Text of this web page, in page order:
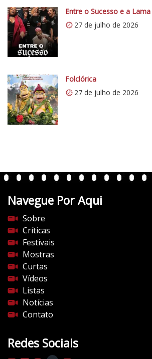
o
5
1
0
.
w
p
.
c
o
m
/
v
n
e
s
d
o
c
i
n
e
m
a
c
o
Entre o Sucesso e a Lama
27 de julho de 2026
Folclórica
27 de julho de 2026
Navegue Por Aqui
Sobre
Críticas
Festivais
Mostras
Curtas
Vídeos
Listas
Notícias
Contato
Redes Sociais